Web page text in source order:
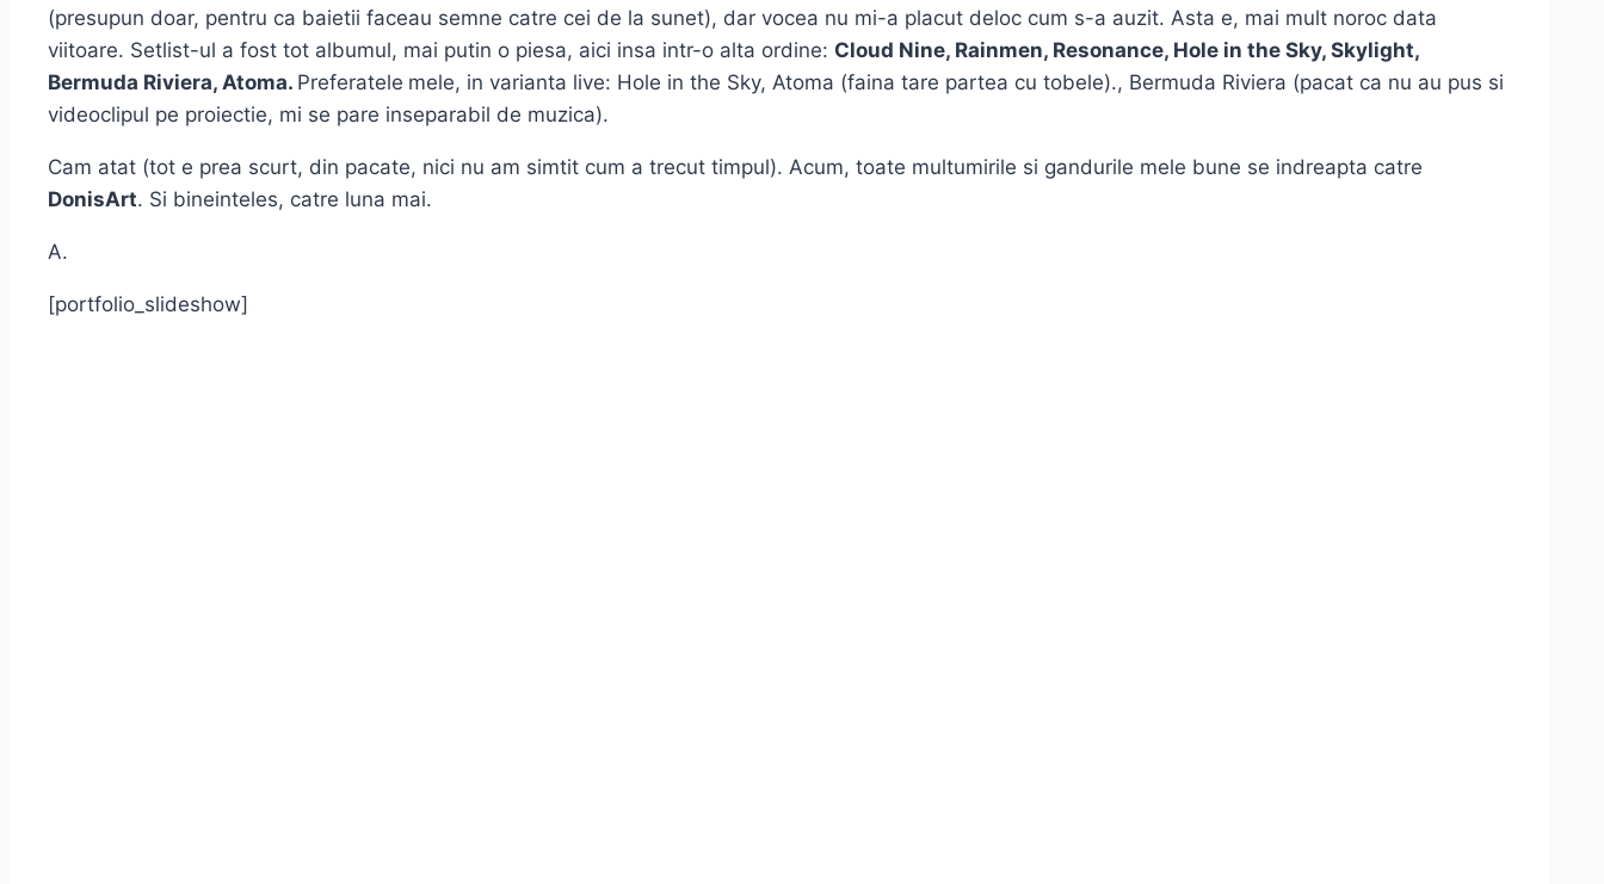
(presupun doar, pentru ca baietii faceau semne catre cei de la sunet), dar vocea nu mi-a placut deloc cum s-a auzit. Asta e, mai mult noroc data
viitoare. Setlist-ul a fost tot albumul, mai putin o piesa, aici insa intr-o alta ordine: Cloud Nine, Rainmen, Resonance, Hole in the Sky, Skylight,
Bermuda Riviera, Atoma. Preferatele mele, in varianta live: Hole in the Sky, Atoma (faina tare partea cu tobele)., Bermuda Riviera (pacat ca nu au pus si
videoclipul pe proiectie, mi se pare inseparabil de muzica).
Cam atat (tot e prea scurt, din pacate, nici nu am simtit cum a trecut timpul). Acum, toate multumirile si gandurile mele bune se indreapta catre
DonisArt. Si bineinteles, catre luna mai.
A.
[portfolio_slideshow]